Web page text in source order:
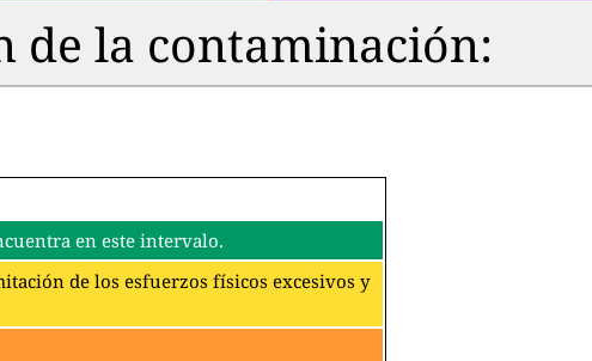
de la contaminación:
en este intervalo.
de los esfuerzos físicos excesivos y